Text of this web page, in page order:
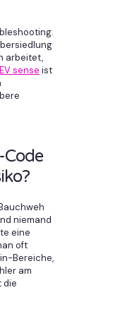
arbeitet,
sense ist
niemand
eine
oft
Bereiche,
am
die